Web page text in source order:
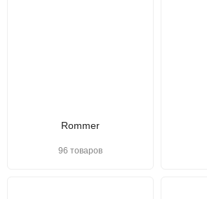
Rommer
96 товаров